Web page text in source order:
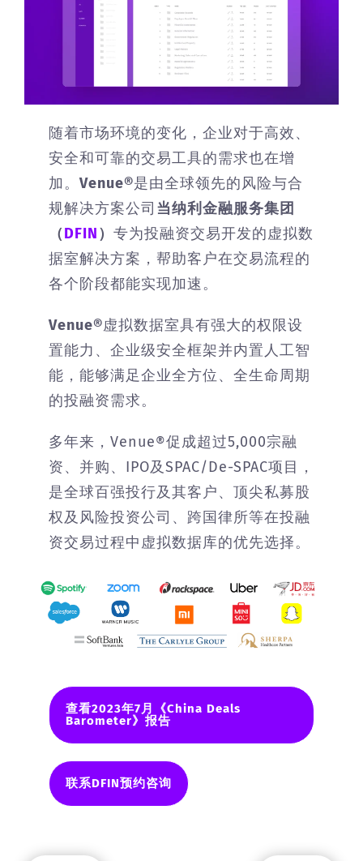
随着市场环境的变化，企业对于高效、
安全和可靠的交易工具的需求也在增
加。 Venue®是由全球领先的风险与合
规解决方案公司 当纳利金融服务集团
（DFIN） 专为投融资交易开发的虚拟数
据室解决方案，帮助客户在交易流程的
各个阶段都能实现加速。
Venue®虚拟数据室具有强大的权限设
置能力、企业级安全框架并内置人工智
能，能够满足企业全方位、全生命周期
的投融资需求。
多年来，Venue®促成超过5,000宗融
资、并购、IPO及SPAC/De-SPAC项目，
是全球百强投行及其客户、顶尖私募股
权及风险投资公司、跨国律所等在投融
资交易过程中虚拟数据库的优先选择。
查看2023年7月《China Deals
Barometer》报告
联系DFIN预约咨询